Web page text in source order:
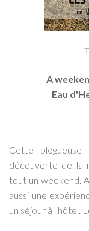
A
Eau
Cette
découverte de la
tout un weekend.
aussi une
un séjour à l'hôtel.